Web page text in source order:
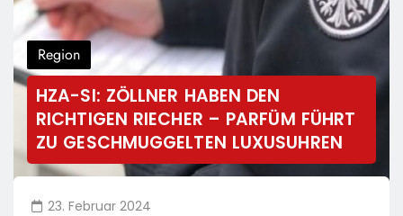
Region
HZA-SI: ZÖLLNER HABEN DEN
RICHTIGEN RIECHER – PARFÜM FÜHRT
ZU GESCHMUGGELTEN LUXUSUHREN
23. Februar 2024